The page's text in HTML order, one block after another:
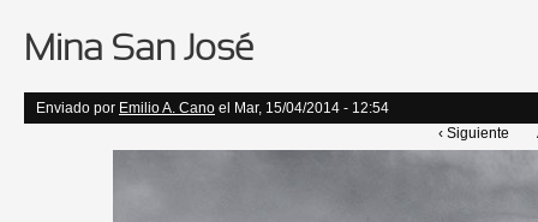
Mina San José
Enviado por Emilio A. Cano el Mar, 15/04/2014 - 12:54
‹ Siguiente